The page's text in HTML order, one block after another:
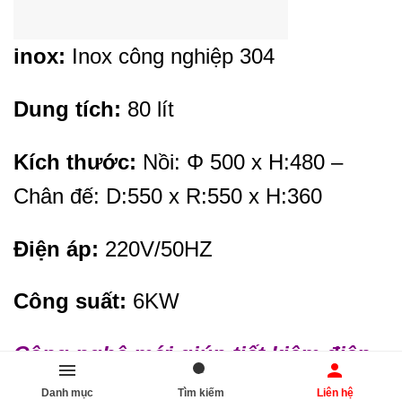
inox: Inox công nghiệp 304
Dung tích: 80 lít
Kích thước: Nồi: Φ 500 x H:480 –
Chân đế: D:550 x R:550 x H:360
Điện áp: 220V/50HZ
Công suất: 6KW
Công nghệ mới giúp tiết kiệm điện,
đun sôi cực nhanh.
Danh mục Tìm kiếm Liên hệ